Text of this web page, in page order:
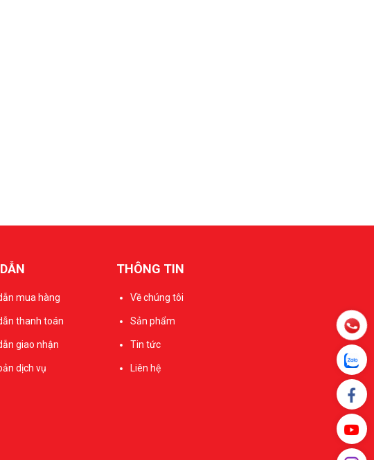
mua hàng
thanh toán
giao nhận
dịch vụ
THÔNG TIN
Về chúng tôi
Sản phẩm
Tin tức
Liên hệ